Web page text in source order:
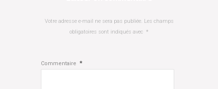
Votre adresse e-mail ne sera pas publiée. Les champs
obligatoires sont indiqués avec *
Commentaire *